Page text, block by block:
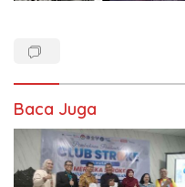
Baca Juga